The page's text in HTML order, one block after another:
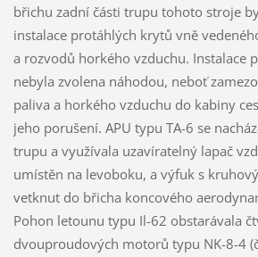
břichu zadní části trupu tohoto stroje
instalace protáhlých krytů vně
a rozvodů horkého vzduchu. Instalace
nebyla zvolena náhodou, neboť
paliva a horkého vzduchu do kabiny
jeho porušení. APU typu TA-6 se
trupu a využívala uzavíratelný lapač
umístěn na levoboku, a výfuk s
vetknut do břicha koncového
Pohon letounu typu Il-62 obstarávala
dvouproudových motorů typu NK-8-4